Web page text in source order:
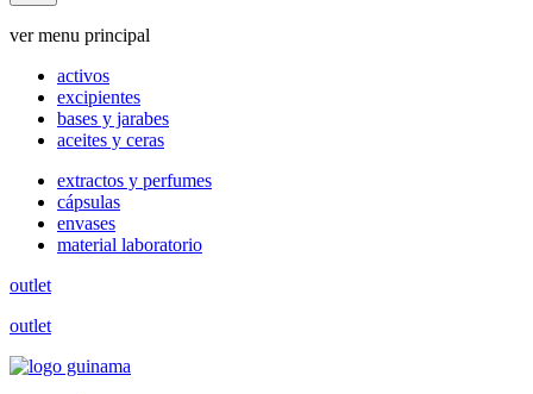
ver menu principal
activos
excipientes
bases y jarabes
aceites y ceras
extractos y perfumes
cápsulas
envases
material laboratorio
outlet
outlet